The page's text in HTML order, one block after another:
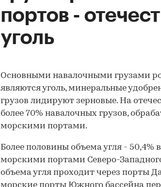
портов -
уголь
Основными навалочными грузами
являются уголь, минеральные
грузов лидируют зерновые. На
более 70% навалочных грузов,
морскими портами.
Более половины объема угля - 50,4%
морскими портами Северо-Западного
объема угля проходит через порты